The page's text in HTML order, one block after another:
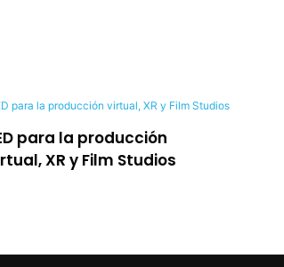
Ledful lposter para
publicidad